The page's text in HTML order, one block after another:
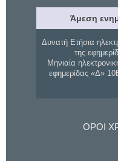
Άμεση
Δυνατή Ετήσια
της
Μηνιαία
εφημερίδας «Δ»
ΟΡΟΙ